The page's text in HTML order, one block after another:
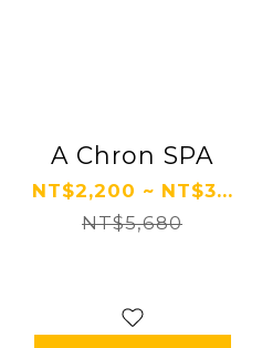
A Chron SPA
NT$2,200 ~ NT$3...
NT$5,680